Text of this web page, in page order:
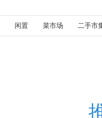
闲置 菜市场 二手市